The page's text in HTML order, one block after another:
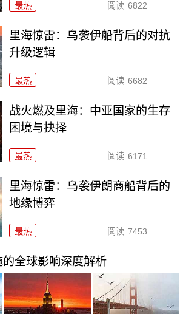
最热 阅读 6822
里海惊雷：乌袭伊船背后的对抗
升级逻辑
最热 阅读 6682
战火燃及里海：中亚国家的生存
困境与抉择
最热 阅读 6171
里海惊雷：乌袭伊朗商船背后的
地缘博弈
最热 阅读 7453
全球影响深度解析